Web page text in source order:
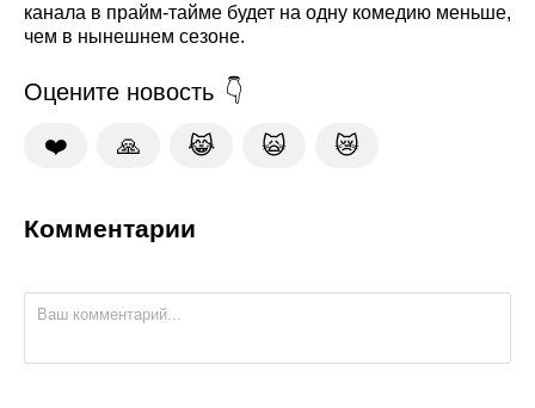
канала в прайм-тайме будет на одну комедию меньше,
чем в нынешнем сезоне.
Оцените новость
❤️ 🙏 😹 🙀 😿
Комментарии